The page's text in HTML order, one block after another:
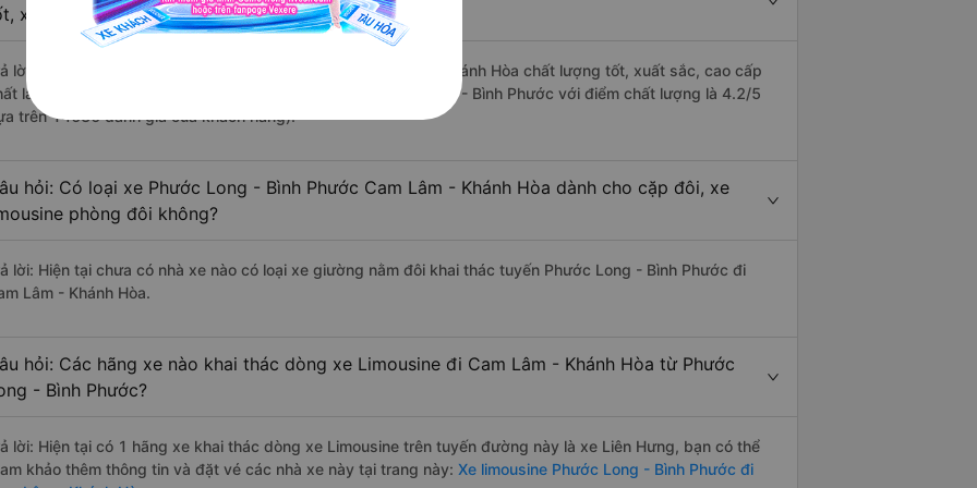
xuất sắc, cao cấp nhất?
lời: Những hãng xe đi Phước Long - Bình Phước Cam Lâm - Khánh Hòa chất lượng tốt, xuất sắc, cao cấp
là nhà xe Liên Hưng đi Cam Lâm - Khánh Hòa từ Phước Long - Bình Phước với điểm chất lượng là 4.2/5
trên 14636 đánh giá của khách hàng).
hỏi: Có loại xe Phước Long - Bình Phước Cam Lâm - Khánh Hòa dành cho cặp đôi, xe
phòng đôi không?
lời: Hiện tại chưa có nhà xe nào có loại xe giường nằm đôi khai thác tuyến Phước Long - Bình Phước đi
Lâm - Khánh Hòa.
hỏi: Các hãng xe nào khai thác dòng xe Limousine đi Cam Lâm - Khánh Hòa từ Phước
- Bình Phước?
lời: Hiện tại có 1 hãng xe khai thác dòng xe Limousine trên tuyến đường này là xe Liên Hưng, bạn có thể
khảo thêm thông tin và đặt vé các nhà xe này tại trang này: Xe limousine Phước Long - Bình Phước đi